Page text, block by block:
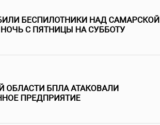
БЕСПИЛОТНИКИ НАД САМАРСКОЙ
С ПЯТНИЦЫ НА СУББОТУ
ОБЛАСТИ БПЛА АТАКОВАЛИ
ПРЕДПРИЯТИЕ